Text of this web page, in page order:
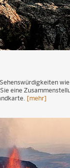
wie
eine
[mehr]